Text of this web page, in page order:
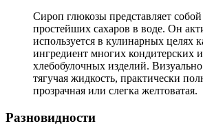
Сироп глюкозы представляет
простейших сахаров в воде. Он
используется в кулинарных целях
ингредиент многих кондитерских и
хлебобулочных изделий. Визуально
тягучая жидкость, практически
прозрачная или слегка желтоватая.
Разновидности